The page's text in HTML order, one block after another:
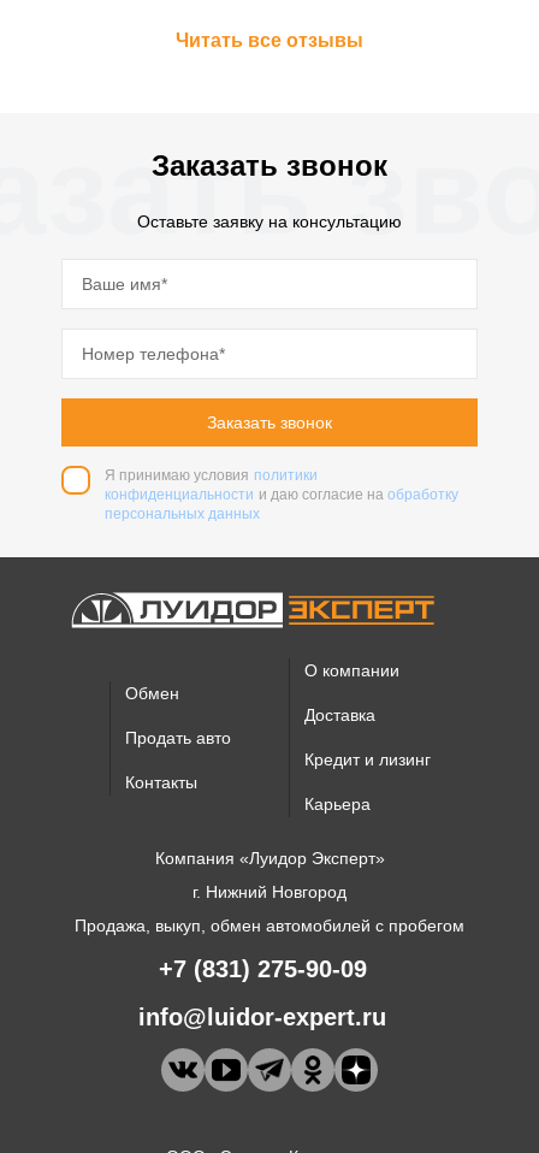
Читать все отзывы
Заказать звонок
Оставьте заявку на консультацию
Заказать звонок
Я принимаю условия политики
конфиденциальности и даю согласие на обработку
персональных данных
Обмен
Продать авто
Контакты
О компании
Доставка
Кредит и лизинг
Карьера
Компания «Луидор Эксперт»
г. Нижний Новгород
Продажа, выкуп, обмен автомобилей с пробегом
+7 (831) 275-90-09
info@luidor-expert.ru